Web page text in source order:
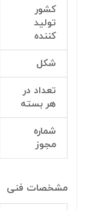
کشور
تولید
کننده
شکل
تعداد در
هر بسته
شماره
مجوز
مشخصات فنی